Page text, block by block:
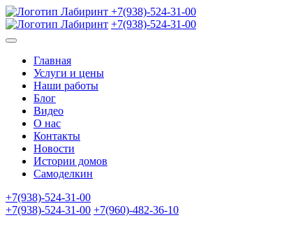
+7(938)-524-31-00
+7(938)-524-31-00
Главная
Услуги и цены
Наши работы
Блог
Видео
О нас
Контакты
Новости
Истории домов
Самоделкин
+7(938)-524-31-00
+7(938)-524-31-00 +7(960)-482-36-10